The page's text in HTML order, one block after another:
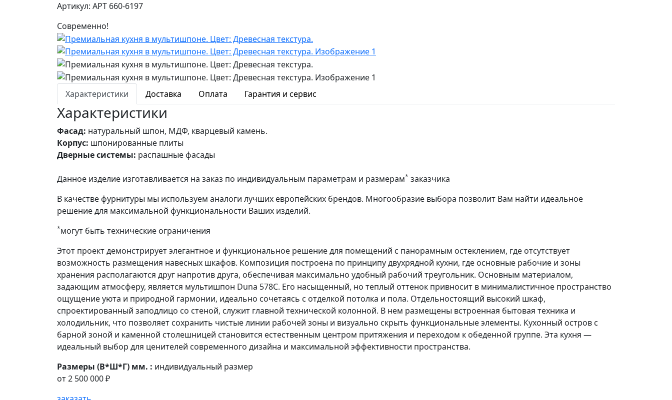
Артикул: АРТ 660-6197
Современно!
Характеристики Доставка Оплата Гарантия и сервис
Характеристики
Фасад: натуральный шпон, МДФ, кварцевый камень.
Корпус: шпонированные плиты
Дверные системы: распашные фасады
Данное изделие изготавливается на заказ по индивидуальным параметрам и размерам* заказчика
В качестве фурнитуры мы используем аналоги лучших европейских брендов. Многообразие выбора позволит Вам найти идеальное
решение для максимальной функциональности Ваших изделий.
*могут быть технические ограничения
Этот проект демонстрирует элегантное и функциональное решение для помещений с панорамным остеклением, где отсутствует
возможность размещения навесных шкафов. Композиция построена по принципу двухрядной кухни, где основные рабочие и зоны
хранения располагаются друг напротив друга, обеспечивая максимально удобный рабочий треугольник. Основным материалом,
задающим атмосферу, является мультишпон Duna 578C. Его насыщенный, но теплый оттенок привносит в минималистичное пространство
ощущение уюта и природной гармонии, идеально сочетаясь с отделкой потолка и пола. Отдельностоящий высокий шкаф,
спроектированный заподлицо со стеной, служит главной технической колонной. В нем размещены встроенная бытовая техника и
холодильник, что позволяет сохранить чистые линии рабочей зоны и визуально скрыть функциональные элементы. Кухонный остров с
барной зоной и каменной столешницей становится естественным центром притяжения и переходом к обеденной группе. Эта кухня —
идеальный выбор для ценителей современного дизайна и максимальной эффективности пространства.
Размеры (В*Ш*Г) мм. : индивидуальный размер
от2 500 000 ₽